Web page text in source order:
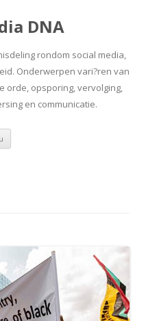
DNA
rondom social media,
Onderwerpen vari?ren van
orde, opsporing, vervolging,
en communicatie.
Spring
inhoud